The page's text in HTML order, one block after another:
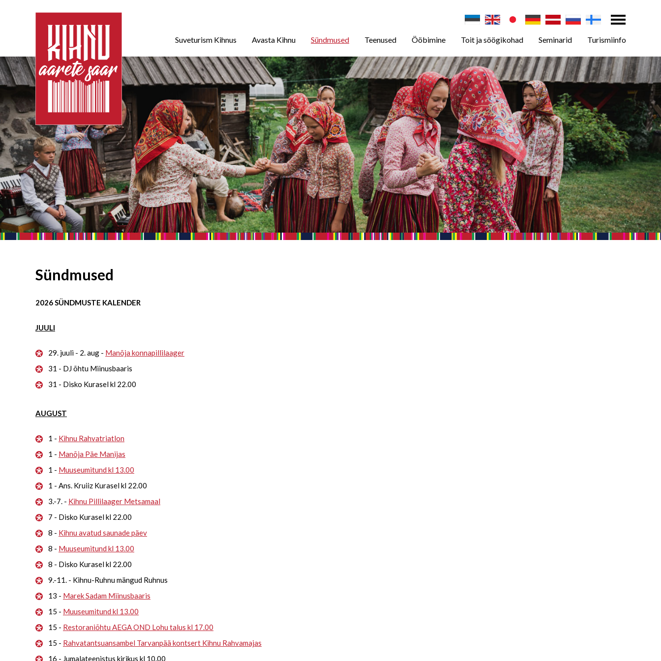
Suveturism Kihnus Avasta Kihnu Sündmused Teenused Ööbimine Toit ja söögikohad Seminarid Turismiinfo
Sündmused
2026 SÜNDMUSTE KALENDER
JUULI
29. juuli - 2. aug - Manõja konnapillilaager
31 - DJ õhtu Miinusbaaris
31 - Disko Kurasel kl 22.00
AUGUST
1 - Kihnu Rahvatriatlon
1 - Manõja Päe Manijas
1 - Muuseumitund kl 13.00
1 - Ans. Kruiiz Kurasel kl 22.00
3.-7. - Kihnu Pillilaager Metsamaal
7 - Disko Kurasel kl 22.00
8 - Kihnu avatud saunade päev
8 - Muuseumitund kl 13.00
8 - Disko Kurasel kl 22.00
9.-11. - Kihnu-Ruhnu mängud Ruhnus
13 - Marek Sadam Miinusbaaris
15 - Muuseumitund kl 13.00
15 - Restoraniõhtu AEGA OND Lohu talus kl 17.00
15 - Rahvatantsuansambel Tarvanpää kontsert Kihnu Rahvamajas
16 - Jumalateenistus kirikus kl 10.00